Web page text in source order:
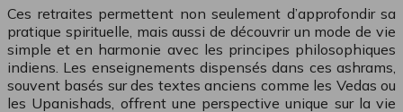
Ces retraites permettent non seulement d’approfondir sa
pratique spirituelle, mais aussi de découvrir un mode de vie
simple et en harmonie avec les principes philosophiques
indiens. Les enseignements dispensés dans ces ashrams,
souvent basés sur des textes anciens comme les Vedas ou
les Upanishads, offrent une perspective unique sur la vie